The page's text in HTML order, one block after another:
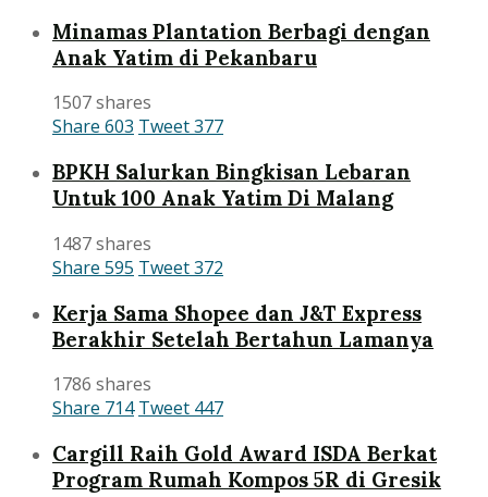
Minamas Plantation Berbagi dengan
Anak Yatim di Pekanbaru
1507 shares
Share 603 Tweet377
BPKH Salurkan Bingkisan Lebaran
Untuk 100 Anak Yatim Di Malang
1487 shares
Share 595 Tweet372
Kerja Sama Shopee dan J&T Express
Berakhir Setelah Bertahun Lamanya
1786 shares
Share 714 Tweet 447
Cargill Raih Gold Award ISDA Berkat
Program Rumah Kompos 5R di Gresik